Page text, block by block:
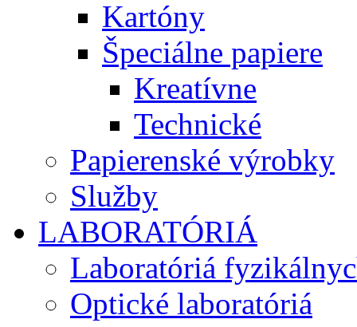
Kartóny
Špeciálne papiere
Kreatívne
Technické
Papierenské výrobky
Služby
LABORATÓRIÁ
Laboratóriá
Optické laboratóriá